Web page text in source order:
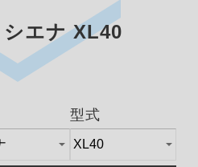
エナ XL40
型式